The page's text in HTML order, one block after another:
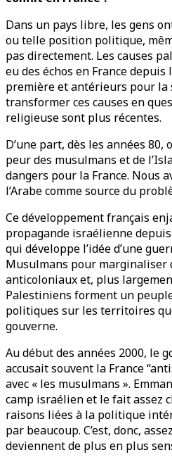
Dans un pays libre, les gens
ou telle position politique,
pas directement. Les causes
eu des échos en France
première et antérieurs pour la
transformer ces causes en
religieuse sont plus récentes.
D’une part, dès les années
peur des musulmans et de
dangers pour la France. Nous
l’Arabe comme source du
Ce développement français
propagande israélienne
qui développe l’idée d’une
Musulmans pour marginaliser
anticoloniaux et, plus
Palestiniens forment un
politiques sur les territoires
gouverne.
Au début des années 2000, le
accusait souvent la France
avec « les musulmans ».
camp israélien et le fait assez
raisons liées à la politique
par beaucoup. C’est, donc,
deviennent de plus en plus